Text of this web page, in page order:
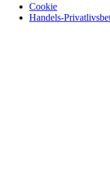
Cookie
Handels-